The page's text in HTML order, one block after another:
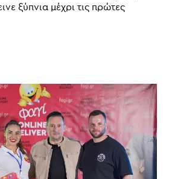
ξύπνια μέχρι τις πρώτες